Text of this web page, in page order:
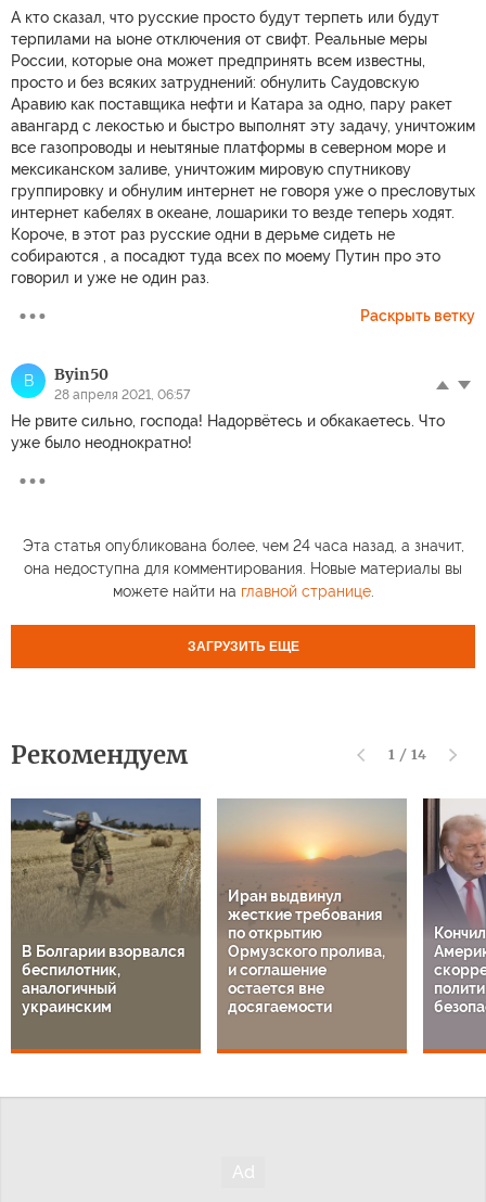
А кто сказал, что русские просто будут терпеть или будут
терпилами на ыоне отключения от свифт. Реальные меры
России, которые она может предпринять всем известны,
просто и без всяких затруднений: обнулить Саудовскую
Аравию как поставщика нефти и Катара за одно, пару ракет
авангард с лекостью и быстро выполнят эту задачу, уничтожим
все газопроводы и неытяные платформы в северном море и
мексиканском заливе, уничтожим мировую спутникову
группировку и обнулим интернет не говоря уже о пресловутых
интернет кабелях в океане, лошарики то везде теперь ходят.
Короче, в этот раз русские одни в дерьме сидеть не
собираются , а посадют туда всех по моему Путин про это
говорил и уже не один раз.
Раскрыть ветку
B Byin50
28 апреля 2021, 06:57
Не рвите сильно, господа! Надорвётесь и обкакаетесь. Что
уже было неоднократно!
Эта статья опубликована более, чем 24 часа назад, а значит,
она недоступна для комментирования. Новые материалы вы
можете найти на главной странице.
ЗАГРУЗИТЬ ЕЩЕ
Рекомендуем 1 / 14
В Болгарии взорвался
беспилотник,
аналогичный
украинским
Иран выдвинул
жесткие требования
по открытию
Ормузского пролива,
и соглашение
остается вне
досягаемости